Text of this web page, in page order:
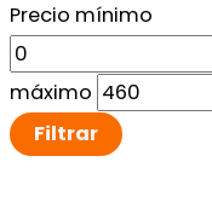
Precio mínimo
máximo
Filtrar